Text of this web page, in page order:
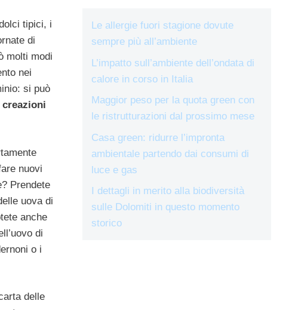
tipici, i
di
molti modi
nei
si può
creazioni
nuovi
Prendete
uova di
anche
di
o i
delle
Le allergie fuori stagione dovute
sempre più all’ambiente
L’impatto sull’ambiente dell’ondata di
calore in corso in Italia
Maggior peso per la quota green con
le ristrutturazioni dal prossimo mese
Casa green: ridurre l’impronta
ambientale partendo dai consumi di
luce e gas
I dettagli in merito alla biodiversità
sulle Dolomiti in questo momento
storico